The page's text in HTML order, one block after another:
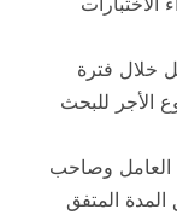
خلال فترة
الأجر للبحث
العامل وصاحب
المتفق